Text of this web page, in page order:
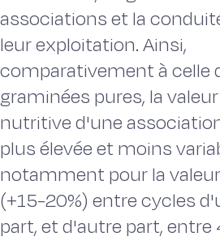
associations et la
leur exploitation. Ainsi,
comparativement à celle
graminées pures, la valeur
nutritive d'une
plus élevée et moins
notamment pour la valeur
(+15-20%) entre cycles
part, et d'autre part, entre